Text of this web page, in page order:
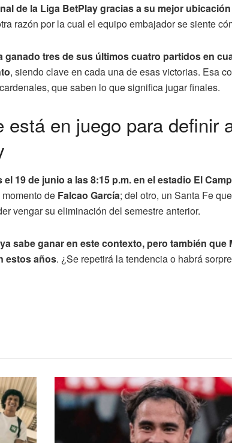
de la Liga BetPlay gracias a su mejor
razón por la cual el equipo embajador se siente
ganado tres de sus últimos cuatro partidos en
, siendo clave en cada una de esas victorias. Esa
que saben lo que significa jugar finales.
en juego para definir
el 19 de junio a las 8:15 p.m. en el estadio El
de Falcao García; del otro, un Santa Fe
vengar su eliminación del semestre anterior.
sabe ganar en este contexto, pero también que
estos años. ¿Se repetirá la tendencia o habrá